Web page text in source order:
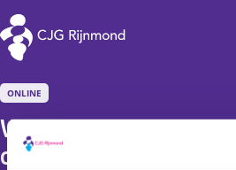
CJG Rijnmond
ONLINE
Webinar: Starten
oefenhapjes